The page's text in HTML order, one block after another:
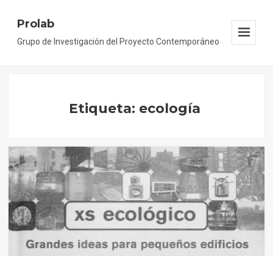
Prolab
Grupo de Investigación del Proyecto Contemporáneo
Etiqueta: ecología